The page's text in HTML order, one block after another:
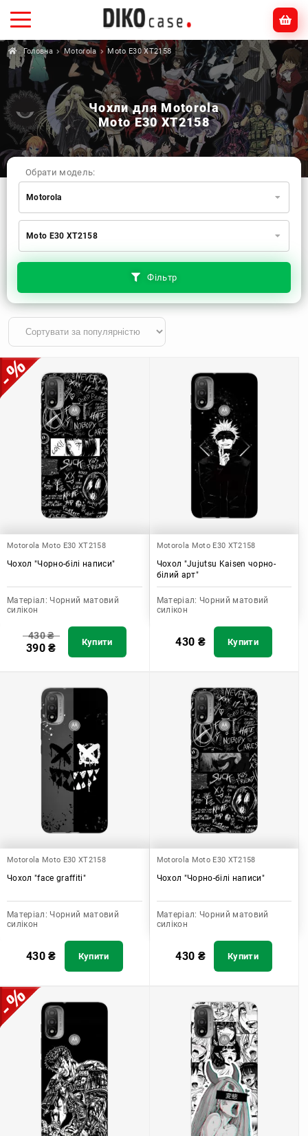
Головна Motorola Moto E30 XT2158
Чохли для Motorola
Moto E30 XT2158
Фільтр
Обрати модель:
Motorola
Xiaomi
Apple
Huawei
Realme
TECNO
ZTE
OnePlus
Motorola
Moto E30 XT2158
Motorola Moto E30 XT2158
Чохол "Чорно-білі написи"
Матеріал: Чорний матовий
силікон
430₴
390₴ Купити
Motorola Moto E30 XT2158
Чохол "Jujutsu Kaisen чорно-
білий арт"
Матеріал: Чорний матовий
силікон
430 ₴ Купити
Motorola Moto E30 XT2158
Чохол "face graffiti"
Матеріал: Чорний матовий
силікон
430₴ Купити
Motorola Moto E30 XT2158
Чохол "Чорно-білі написи"
Матеріал: Чорний матовий
силікон
430 ₴ Купити